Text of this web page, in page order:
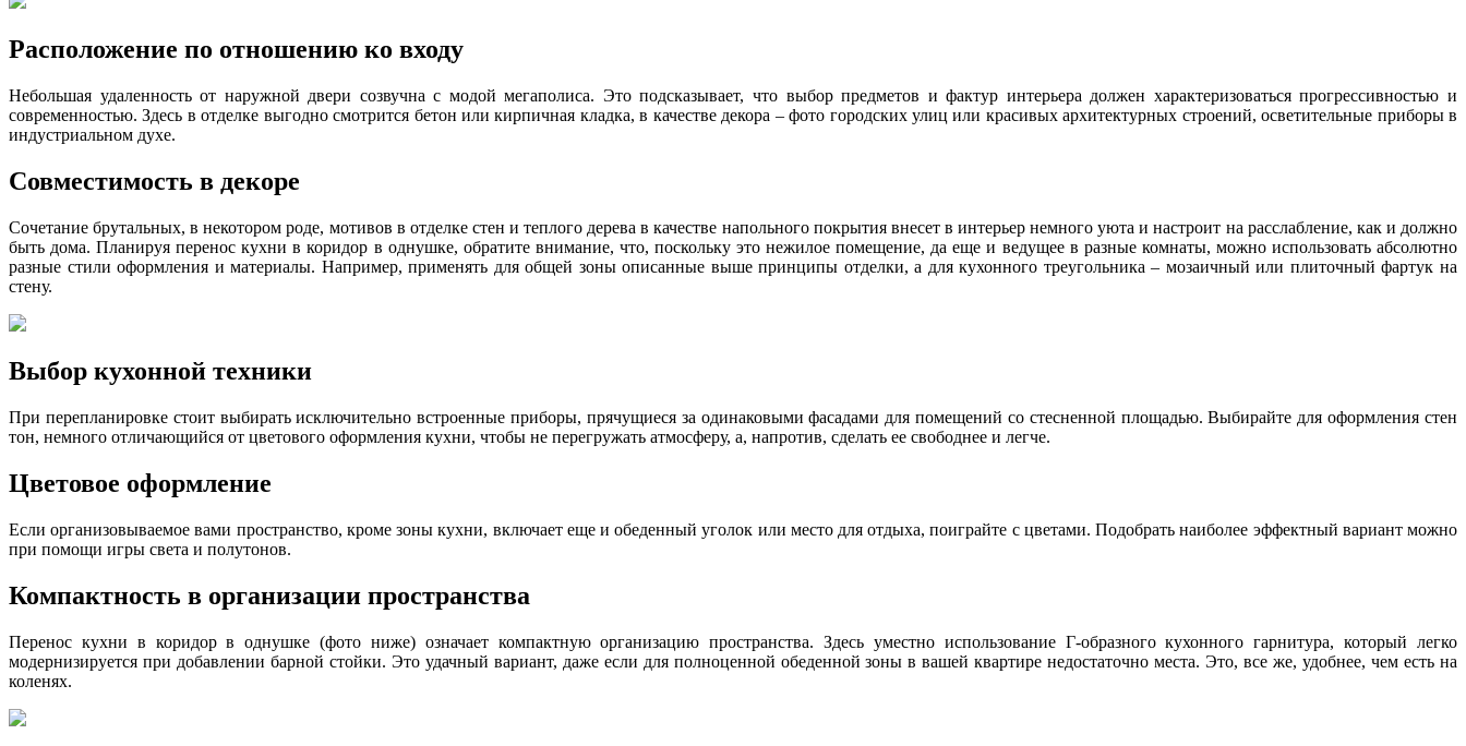
Расположение по отношению ко входу
Небольшая удаленность от наружной двери созвучна с модой мегаполиса. Это подсказывает, что выбор предметов и фактур интерьера должен характеризоваться прогрессивностью и
современностью. Здесь в отделке выгодно смотрится бетон или кирпичная кладка, в качестве декора – фото городских улиц или красивых архитектурных строений, осветительные приборы в
индустриальном духе.
Совместимость в декоре
Сочетание брутальных, в некотором роде, мотивов в отделке стен и теплого дерева в качестве напольного покрытия внесет в интерьер немного уюта и настроит на расслабление, как и должно
быть дома. Планируя перенос кухни в коридор в однушке, обратите внимание, что, поскольку это нежилое помещение, да еще и ведущее в разные комнаты, можно использовать абсолютно
разные стили оформления и материалы. Например, применять для общей зоны описанные выше принципы отделки, а для кухонного треугольника – мозаичный или плиточный фартук на
стену.
Выбор кухонной техники
При перепланировке стоит выбирать исключительно встроенные приборы, прячущиеся за одинаковыми фасадами для помещений со стесненной площадью. Выбирайте для оформления стен
тон, немного отличающийся от цветового оформления кухни, чтобы не перегружать атмосферу, а, напротив, сделать ее свободнее и легче.
Цветовое оформление
Если организовываемое вами пространство, кроме зоны кухни, включает еще и обеденный уголок или место для отдыха, поиграйте с цветами. Подобрать наиболее эффектный вариант можно
при помощи игры света и полутонов.
Компактность в организации пространства
Перенос кухни в коридор в однушке (фото ниже) означает компактную организацию пространства. Здесь уместно использование Г-образного кухонного гарнитура, который легко
модернизируется при добавлении барной стойки. Это удачный вариант, даже если для полноценной обеденной зоны в вашей квартире недостаточно места. Это, все же, удобнее, чем есть на
коленях.